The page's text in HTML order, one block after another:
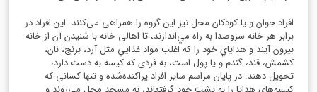
افراد جوان و یا کودکان محل نیز این گروه را همراهی می‌کنند. اين افراد در
برابر هر خانه سروصدا به راه مي‌اندازند، تا اهالی خانه با شنيدن آن از خانه
بيرون ‌آيند و هداياي خود را كه اغلب مواد غذايي مثل آرد، برنج، نان،
كشمش، قند، گندم و يا پول است، به فردی كه كيسه به دست دارد،
تحويل دهند. در پایان مراسم سایر افراد پراکنده‌شده و تنها کسانی كه